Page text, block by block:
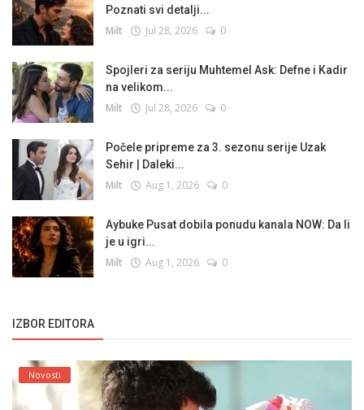
Poznati svi detalji...
Milt Jul 28, 2026 0
Spojleri za seriju Muhtemel Ask: Defne i Kadir
na velikom...
Milt Jul 28, 2026 0
Počele pripreme za 3. sezonu serije Uzak
Sehir | Daleki...
Milt Aug 1, 2026 0
Aybuke Pusat dobila ponudu kanala NOW: Da li
je u igri...
Milt Aug 1, 2026 0
IZBOR EDITORA
Novosti